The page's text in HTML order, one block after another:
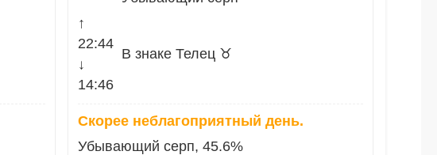
↑
22:44
↓
14:46
В знаке Телец ♉
Скорее неблагоприятный день.
Убывающий серп, 45.6%